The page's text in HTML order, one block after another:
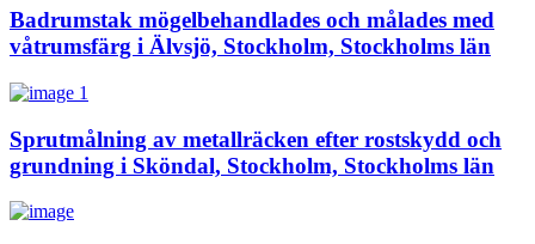
Badrumstak mögelbehandlades och målades med
våtrumsfärg i Älvsjö, Stockholm, Stockholms län
Sprutmålning av metallräcken efter rostskydd och
grundning i Sköndal, Stockholm, Stockholms län